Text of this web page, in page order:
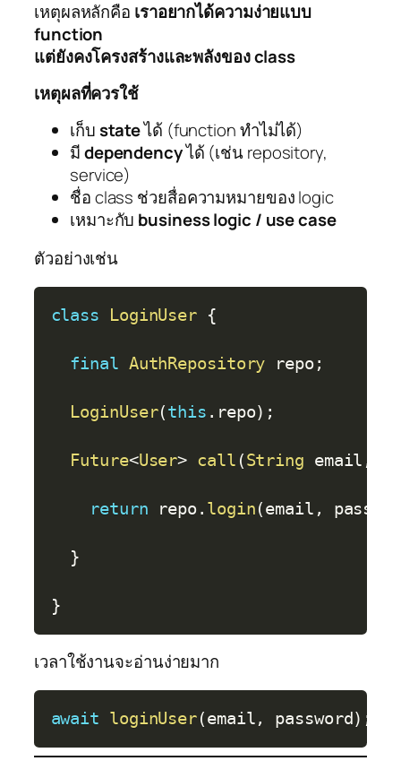
เหตุผลหลักคือ เราอยากได้ความง่ายแบบ
function
แต่ยังคงโครงสร้างและพลังของ class
เหตุผลที่ควรใช้
เก็บstateได้ (function ทำไม่ได้)
มีdependencyได้ (เช่น repository,
service)
ชื่อ class ช่วยสื่อความหมายของ logic
เหมาะกับ business logic / use case
ตัวอย่างเช่น
class LoginUser {
final AuthRepository repo;
LoginUser(this . repo) ;
Future<User> call (String email ,
return repo. login(email ,
}
}
เวลาใช้งานจะอ่านง่ายมาก
await loginUser(email, password ) ;